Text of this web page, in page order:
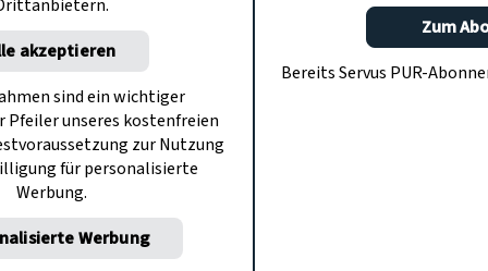
in besonderen Zeiten:
Advent und Servus in Stadt &
auf den digitalen Adventmarkt.
akzeptieren
sind ein wichtiger
unseres kostenfreien
zur Nutzung
für personalisierte
Werbung.
Werbung
Zum
Bereits Servus PUR-